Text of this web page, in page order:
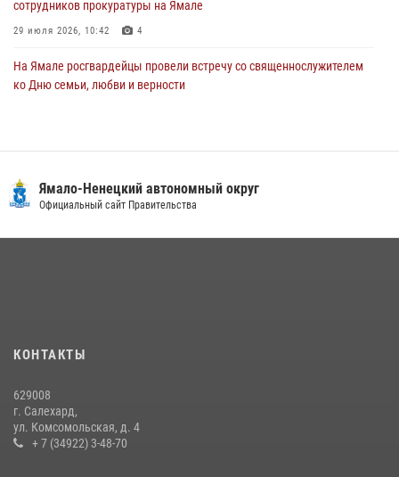
сотрудников прокуратуры на Ямале
29 июля 2026, 10:42 4
На Ямале росгвардейцы провели встречу со священнослужителем
ко Дню семьи, любви и верности
«Каникулы с Росгвардией» продолжаются на Ямале
14 июля 2026, 06:53
Ямало-Ненецкий автономный округ
Официальный сайт Правительства
КОНТАКТЫ
629008
г. Салехард,
ул. Комсомольская, д. 4
+ 7 (34922) 3-48-70